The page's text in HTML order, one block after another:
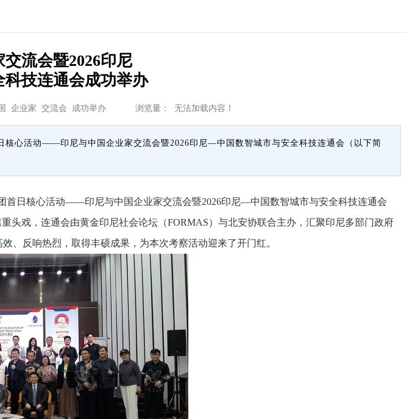
流会暨2026印尼
技连通会成功举办
国 企业家 交流会 成功举办 浏览量： 无法加载内容！
核心活动——印尼与中国企业家交流会暨2026印尼—中国数智城市与安全科技连通会（以下简
日核心活动——印尼与中国企业家交流会暨2026印尼—中国数智城市与安全科技连通会
头戏，连通会由黄金印尼社会论坛（FORMAS）与北安协联合主办，汇聚印尼多部门政府
、反响热烈，取得丰硕成果，为本次考察活动迎来了开门红。